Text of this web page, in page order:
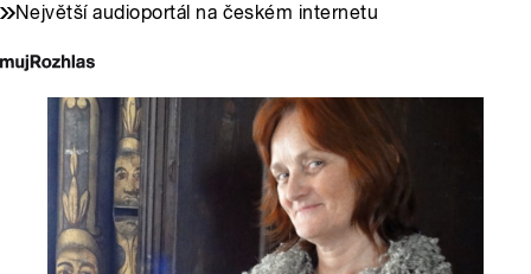
Největší audioportál na českém internetu